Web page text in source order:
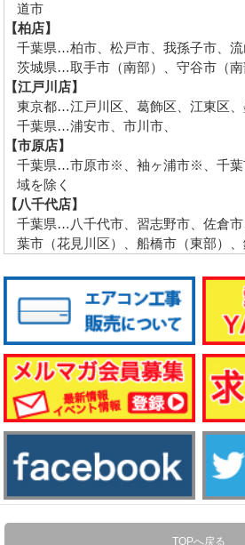
道市
【柏店】
千葉県…柏市、松戸市、我孫子市、
茨城県…取手市（南部）、守谷市（南
【江戸川店】
東京都…江戸川区、葛飾区、江東区、
千葉県…浦安市、市川市、
【市原店】
千葉県…市原市※、袖ヶ浦市※、千
域を除く
【八千代店】
千葉県…八千代市、習志野市、佐倉
葉市（花見川区）、船橋市（東部）、
TOPへ戻る